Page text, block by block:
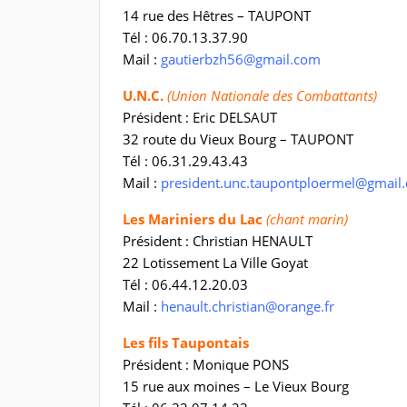
14 rue des Hêtres – TAUPONT
Tél : 06.70.13.37.90
Mail : gautierbzh56@gmail.com
U.N.C. (Union Nationale des Combattants)
Président : Eric DELSAUT
32 route du Vieux Bourg – TAUPONT
Tél : 06.31.29.43.43
Mail :
Les Mariniers du Lac (chant marin)
Président : Christian HENAULT
22 Lotissement La Ville Goyat
Tél : 06.44.12.20.03
Mail : henault.christian@orange.fr
Les fils Taupontais
Président : Monique PONS
15 rue aux moines – Le Vieux Bourg